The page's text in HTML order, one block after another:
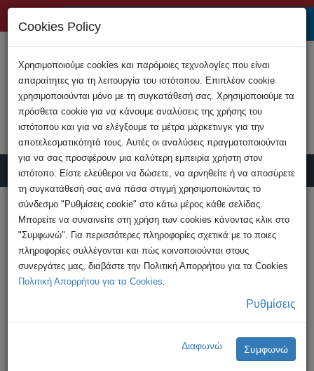
Υποβολή Καταγγελίας
HOME
Ανακοινώσεις
Σύλληψη 46χρονου για υπόθεση παιδικής
πορνογραφίας
Σύλληψη 46χρονου για υπόθεση
παιδικής πορνογραφίας
Cookies Policy
Χρησιμοποιούμε cookies και παρόμοιες τεχνολογίες που είναι
απαραίτητες για τη λειτουργία του ιστότοπου. Επιπλέον cookie
χρησιμοποιούνται μόνο με τη συγκατάθεσή σας. Χρησιμοποιούμε τα
πρόσθετα cookie για να κάνουμε αναλύσεις της χρήσης του
ιστότοπου και για να ελέγξουμε τα μέτρα μάρκετινγκ για την
αποτελεσματικότητά τους. Αυτές οι αναλύσεις πραγματοποιούνται
για να σας προσφέρουν μια καλύτερη εμπειρία χρήστη στον
ιστότοπο. Είστε ελεύθεροι να δώσετε, να αρνηθείτε ή να αποσύρετε
τη συγκατάθεσή σας ανά πάσα στιγμή χρησιμοποιώντας το
σύνδεσμο "Ρυθμίσεις cookie" στο κάτω μέρος κάθε σελίδας.
Μπορείτε να συναινείτε στη χρήση των cookies κάνοντας κλικ στο
"Συμφωνώ". Για περισσότερες πληροφορίες σχετικά με το ποιες
πληροφορίες συλλέγονται και πώς κοινοποιούνται στους
συνεργάτες μας, διαβάστε την Πολιτική Απορρήτου για τα Cookies
Πολιτική Απορρήτου για τα Cookies.
Ρυθμίσεις
Διαφωνώ Συμφωνώ